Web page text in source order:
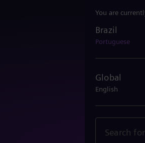
You are
Brazil
Portuguese
Global
English